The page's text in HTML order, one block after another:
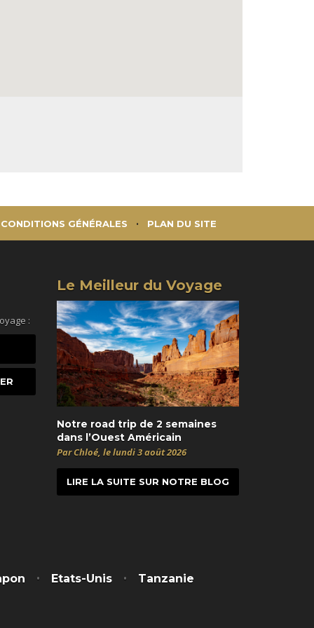
CONDITIONS GÉNÉRALES PLAN DU SITE
:
Le Meilleur du Voyage
Notre road trip de 2 semaines
dans l’Ouest Américain
Par Chloé, le lundi 3 août 2026
LIRE LA SUITE SUR NOTRE BLOG
Etats-Unis Tanzanie